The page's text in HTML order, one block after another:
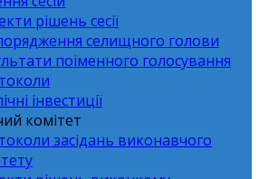
рішень сесії
селищного голови
поіменного голосування
інвестиції
комітет
засідань виконавчого